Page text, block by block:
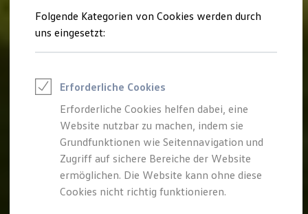
Saisonangebote
Reifenpakete
Leasing
Leasing-Angebote
Elektroauto Leasing
Kleinwagen-Leasing
Leasing ohne Anzahlung
Finanzierung
Autokredit mit Schlussrate
Versicherungen und Garantien
Kfz-Versicherung
Restschuldversicherungen
Garantien
Folgende Kategorien von Cookies werden durch
uns eingesetzt:
Erforderliche Cookies
Erforderliche Cookies helfen dabei, eine
Website nutzbar zu machen, indem sie
Grundfunktionen wie Seitennavigation und
Zugriff auf sichere Bereiche der Website
ermöglichen. Die Website kann ohne diese
Cookies nicht richtig funktionieren.